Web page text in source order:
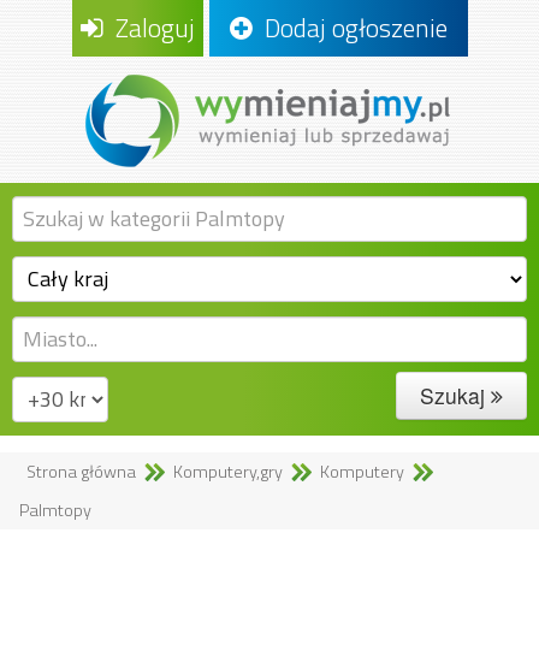
Zaloguj Dodaj ogłoszenie
Szukaj
Strona główna Komputery,gry
Komputery
Palmtopy